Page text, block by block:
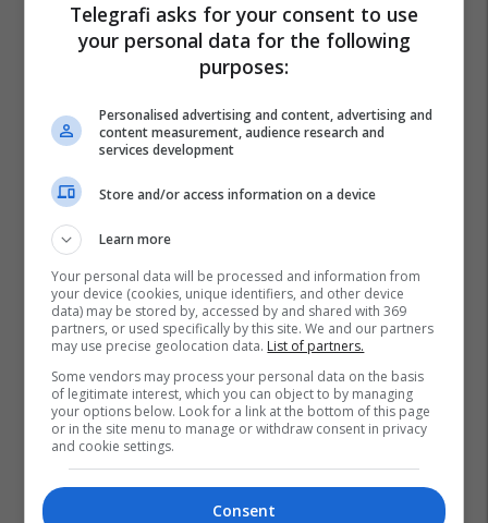
Telegrafi asks for your consent to use
your personal data for the following
purposes:
Personalised advertising and content, advertising and
content measurement, audience research and
services development
Store and/or access information on a device
Learn more
Your personal data will be processed and information from
your device (cookies, unique identifiers, and other device
data) may be stored by, accessed by and shared with 369
partners, or used specifically by this site. We and our partners
may use precise geolocation data. List of partners.
Some vendors may process your personal data on the basis
of legitimate interest, which you can object to by managing
your options below. Look for a link at the bottom of this page
or in the site menu to manage or withdraw consent in privacy
and cookie settings.
Consent